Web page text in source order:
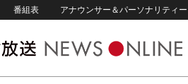
番組表 アナウンサー＆パーソナリティー